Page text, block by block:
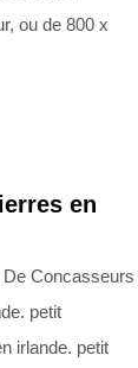
ou de 800 x
en
De Concasseurs
petit
irlande. petit